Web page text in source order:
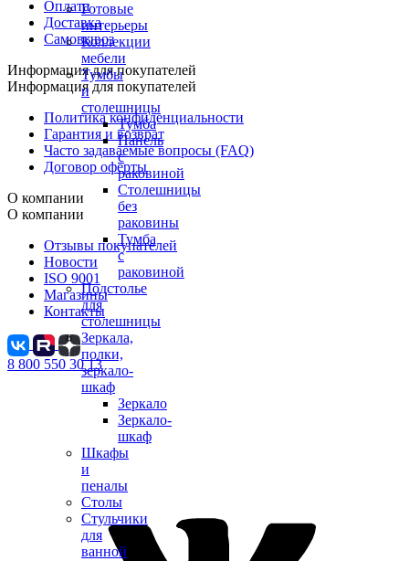
Готовые
интерьеры
Коллекции
мебели
Тумбы
и
столешницы
Тумба
Панель
с
раковиной
Столешницы
без
раковины
Тумба
с
раковиной
Подстолье
для
столешницы
Зеркала,
полки,
зеркало-
шкаф
Зеркало
Зеркало-
шкаф
Шкафы
и
пеналы
Столы
Стульчики
для
ванной
Оплата
Доставка
Самовывоз
Информация для покупателей
Информация для покупателей
Политика конфиденциальности
Гарантия и возврат
Часто задаваемые вопросы (FAQ)
Договор оферты
О компании
О компании
Отзывы покупателей
Новости
ISO 9001
Магазины
Контакты
8 800 550 30 13